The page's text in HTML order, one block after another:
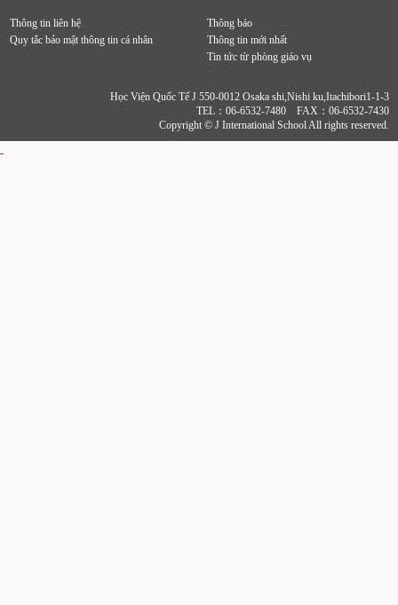
Thông tin liên hệ
Quy tắc bảo mật thông tin cá nhân
Thông báo
Thông tin mới nhất
Tin tức từ phòng giáo vụ
Học Viện Quốc Tế J 550-0012 Osaka shi,Nishi ku,Itachibori1-1-3
TEL：06-6532-7480 FAX：06-6532-7430
Copyright © J International School All rights reserved.